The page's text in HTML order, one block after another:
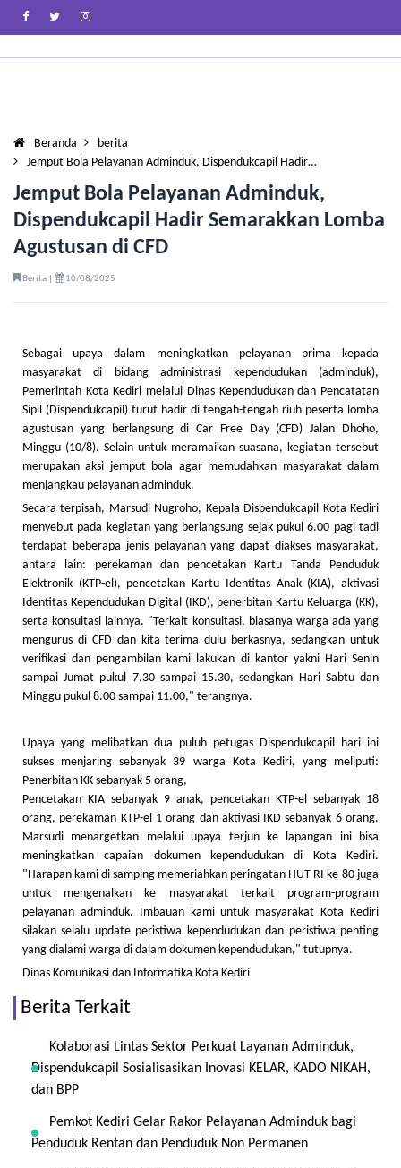
Beranda
berita
Jemput Bola Pelayanan Adminduk, Dispendukcapil Hadir…
Jemput Bola Pelayanan Adminduk,
Dispendukcapil Hadir Semarakkan Lomba
Agustusan di CFD
Berita | 10/08/2025
Sebagai upaya dalam meningkatkan pelayanan prima kepada
masyarakat di bidang administrasi kependudukan (adminduk),
Pemerintah Kota Kediri melalui Dinas Kependudukan dan Pencatatan
Sipil (Dispendukcapil) turut hadir di tengah-tengah riuh peserta lomba
agustusan yang berlangsung di Car Free Day (CFD) Jalan Dhoho,
Minggu (10/8). Selain untuk meramaikan suasana, kegiatan tersebut
merupakan aksi jemput bola agar memudahkan masyarakat dalam
menjangkau pelayanan adminduk.
Secara terpisah, Marsudi Nugroho, Kepala Dispendukcapil Kota Kediri
menyebut pada kegiatan yang berlangsung sejak pukul 6.00 pagi tadi
terdapat beberapa jenis pelayanan yang dapat diakses masyarakat,
antara lain: perekaman dan pencetakan Kartu Tanda Penduduk
Elektronik (KTP-el), pencetakan Kartu Identitas Anak (KIA), aktivasi
Identitas Kependudukan Digital (IKD), penerbitan Kartu Keluarga (KK),
serta konsultasi lainnya. "Terkait konsultasi, biasanya warga ada yang
mengurus di CFD dan kita terima dulu berkasnya, sedangkan untuk
verifikasi dan pengambilan kami lakukan di kantor yakni Hari Senin
sampai Jumat pukul 7.30 sampai 15.30, sedangkan Hari Sabtu dan
Minggu pukul 8.00 sampai 11.00," terangnya.
Upaya yang melibatkan dua puluh petugas Dispendukcapil hari ini
sukses menjaring sebanyak 39 warga Kota Kediri, yang meliputi:
Penerbitan KK sebanyak 5 orang,
Pencetakan KIA sebanyak 9 anak, pencetakan KTP-el sebanyak 18
orang, perekaman KTP-el 1 orang dan aktivasi IKD sebanyak 6 orang.
Marsudi menargetkan melalui upaya terjun ke lapangan ini bisa
meningkatkan capaian dokumen kependudukan di Kota Kediri.
"Harapan kami di samping memeriahkan peringatan HUT RI ke-80 juga
untuk mengenalkan ke masyarakat terkait program-program
pelayanan adminduk. Imbauan kami untuk masyarakat Kota Kediri
silakan selalu update peristiwa kependudukan dan peristiwa penting
yang dialami warga di dalam dokumen kependudukan," tutupnya.
Dinas Komunikasi dan Informatika Kota Kediri
Berita Terkait
Kolaborasi Lintas Sektor Perkuat Layanan Adminduk,
Dispendukcapil Sosialisasikan Inovasi KELAR, KADO NIKAH,
dan BPP
Pemkot Kediri Gelar Rakor Pelayanan Adminduk bagi
Penduduk Rentan dan Penduduk Non Permanen